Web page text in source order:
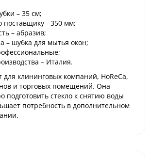
– 35 см;
поставщику - 350 мм;
– абразив;
– шубка для мытья окон;
– Италия.
для клининговых компаний, HoReCa,
и торговых помещений. Она
подготовить стекло к снятию воды
потребность в дополнительном